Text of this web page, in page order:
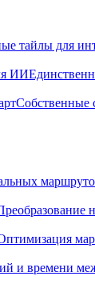
тайлы для
ИИ
Собственные
и времени